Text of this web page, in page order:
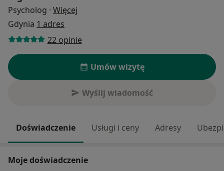
Psycholog · Więcej
Gdynia 1 adres
22 opinie
Umów wizytę
Wyślij wiadomość
Doświadczenie Usługi i ceny Adresy
Moje doświadczenie